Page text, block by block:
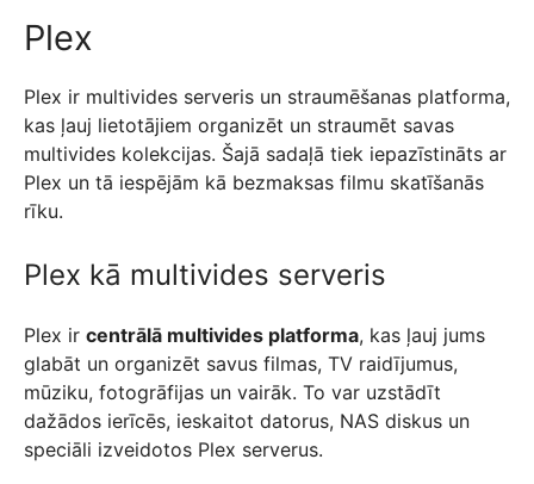
Plex
Plex ir multivides serveris un straumēšanas platforma,
kas ļauj lietotājiem organizēt un straumēt savas
multivides kolekcijas. Šajā sadaļā tiek iepazīstināts ar
Plex un tā iespējām kā bezmaksas filmu skatīšanās
rīku.
Plex kā multivides serveris
Plex ir centrālā multivides platforma, kas ļauj jums
glabāt un organizēt savus filmas, TV raidījumus,
mūziku, fotogrāfijas un vairāk. To var uzstādīt
dažādos ierīcēs, ieskaitot datorus, NAS diskus un
speciāli izveidotos Plex serverus.